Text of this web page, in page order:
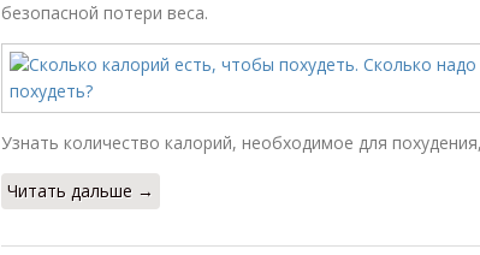
безопасной потери веса.
Узнать количество калорий, необходимое для
Читать дальше →